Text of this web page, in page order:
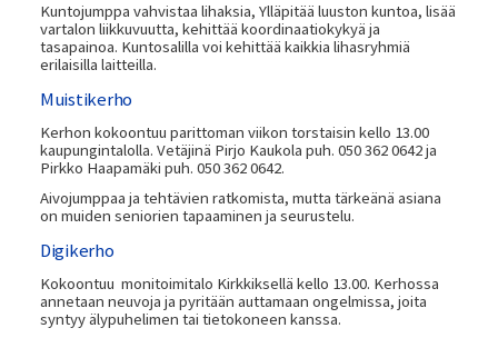
Kuntojumppa vahvistaa lihaksia, Ylläpitää luuston kuntoa, lisää
vartalon liikkuvuutta, kehittää koordinaatiokykyä ja
tasapainoa. Kuntosalilla voi kehittää kaikkia lihasryhmiä
erilaisilla laitteilla.
Muistikerho
Kerhon kokoontuu parittoman viikon torstaisin kello 13.00
kaupungintalolla. Vetäjinä Pirjo Kaukola puh. 050 362 0642 ja
Pirkko Haapamäki puh. 050 362 0642.
Aivojumppaa ja tehtävien ratkomista, mutta tärkeänä asiana
on muiden seniorien tapaaminen ja seurustelu.
Digikerho
Kokoontuu monitoimitalo Kirkkiksellä kello 13.00. Kerhossa
annetaan neuvoja ja pyritään auttamaan ongelmissa, joita
syntyy älypuhelimen tai tietokoneen kanssa.